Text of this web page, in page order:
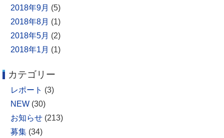
2018年9月 (5)
2018年8月 (1)
2018年5月 (2)
2018年1月 (1)
カテゴリー
レポート (3)
NEW (30)
お知らせ (213)
募集 (34)